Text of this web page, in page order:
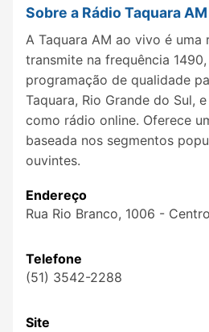
Sobre a Rádio Taquara AM
A Taquara AM ao vivo é uma
transmite na frequência
programação de qualidade
Taquara, Rio Grande do Sul,
como rádio online. Oferece
baseada nos segmentos
ouvintes.
Endereço
Rua Rio Branco, 1006 -
Telefone
(51) 3542-2288
Site